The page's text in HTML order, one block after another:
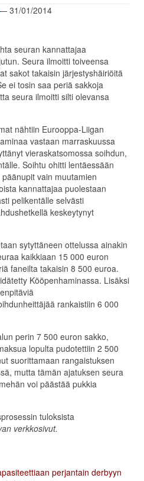
31/01/2014
seuran kannattajaa
Seura ilmoitti toiveensa
sakot takaisin järjestyshäiriöitä
ei tosin saa periä sakkoja
seura ilmoitti silti olevansa
nähtiin Eurooppa-Liigan
vastaan marraskuussa
vieraskatsomossa soihdun,
Soihtu ohitti lentäessään
vain muutamien
kannattajaa puolestaan
pelikentälle selvästi
keskeytynyt
sytyttäneen ottelussa ainakin
kaikkiaan 15 000 euron
faneilta takaisin 8 500 euroa.
Kööpenhaminassa. Lisäksi
rankaistiin 6 000
perin 7 500 euron sakko,
lopulta pudotettiin 2 500
suorittamaan rangaistuksen
mutta tämän ajatuksen seura
voi päästää pukkia
tuloksista
verkkosivut.
perjantain derbyyn